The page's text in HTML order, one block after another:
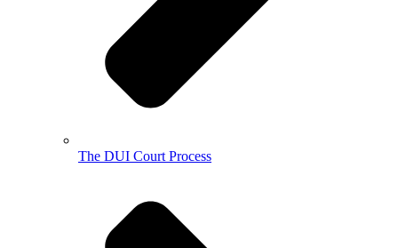
The DUI Court Process